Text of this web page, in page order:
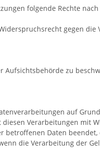
folgende Rechte
gegen
Aufsichtsbehörde zu
auf
Verarbeitungen mit
Daten
die Verarbeitung der